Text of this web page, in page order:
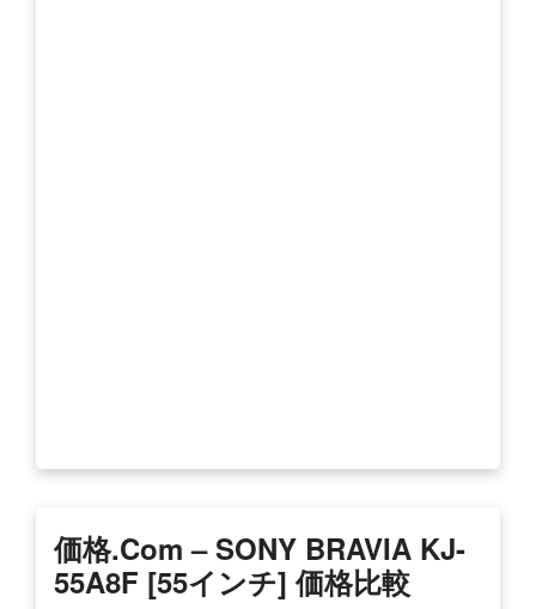
価格.com – SONY BRAVIA KJ-
55A8F [55インチ] 価格比較